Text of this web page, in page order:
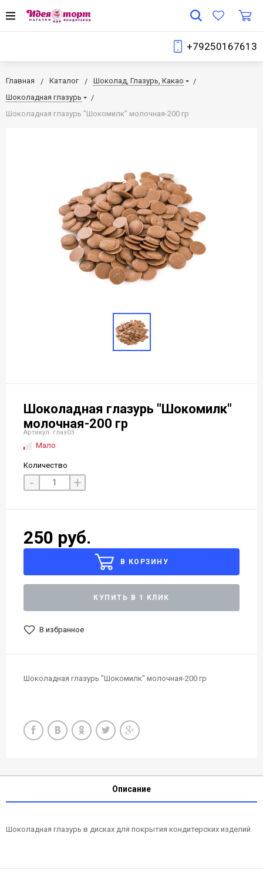
+79250167613
Главная Каталог
Шоколад, Глазурь, Какао
Шоколадная глазурь
Шоколадная глазурь "Шокомилк" молочная-200 гр
Шоколадная глазурь "Шокомилк"
молочная-200 гр
Артикул: глаз03
Мало
Количество
- +
250 руб.
В КОРЗИНУ
КУПИТЬ В 1 КЛИК
В избранное
Шоколадная глазурь "Шокомилк" молочная-200 гр
Описание
Шоколадная глазурь в дисках для покрытия кондитерских изделий